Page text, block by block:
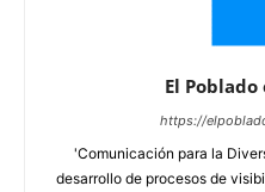
El
https://
'Comunicación para la
desarrollo de procesos de